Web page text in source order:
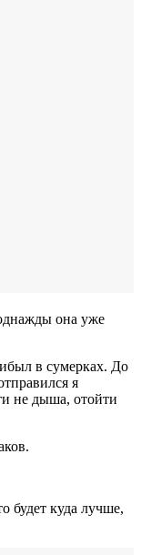
она уже
в сумерках. До
я
не дыша, отойти
будет куда лучше,